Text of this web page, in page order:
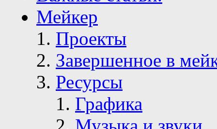
Мейкер
Проекты
Завершенное в
Ресурсы
Графика